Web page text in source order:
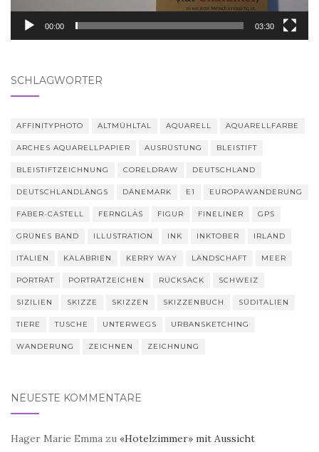
00:00 03:30
SCHLAGWÖRTER
AFFINITYPHOTO ALTMÜHLTAL AQUARELL AQUARELLFARBE
ARCHES AQUARELLPAPIER AUSRÜSTUNG BLEISTIFT
BLEISTIFTZEICHNUNG CORELDRAW DEUTSCHLAND
DEUTSCHLANDLÄNGS DÄNEMARK E1 EUROPAWANDERUNG
FABER-CASTELL FERNGLAS FIGUR FINELINER GPS
GRÜNES BAND ILLUSTRATION INK INKTOBER IRLAND
ITALIEN KALABRIEN KERRY WAY LANDSCHAFT MEER
PORTRÄT PORTRÄTZEICHEN RUCKSACK SCHWEIZ
SIZILIEN SKIZZE SKIZZEN SKIZZENBUCH SÜDITALIEN
TIERE TUSCHE UNTERWEGS URBANSKETCHING
WANDERUNG ZEICHNEN ZEICHNUNG
NEUESTE KOMMENTARE
Hager Marie Emma zu «Hotelzimmer» mit Aussicht